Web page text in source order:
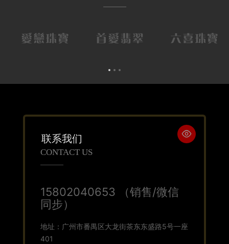

联系我们
CONTACT US
15802040653 （销售/微信
同步）
地址：广州市番禺区大龙街茶东东盛路5号一座
401